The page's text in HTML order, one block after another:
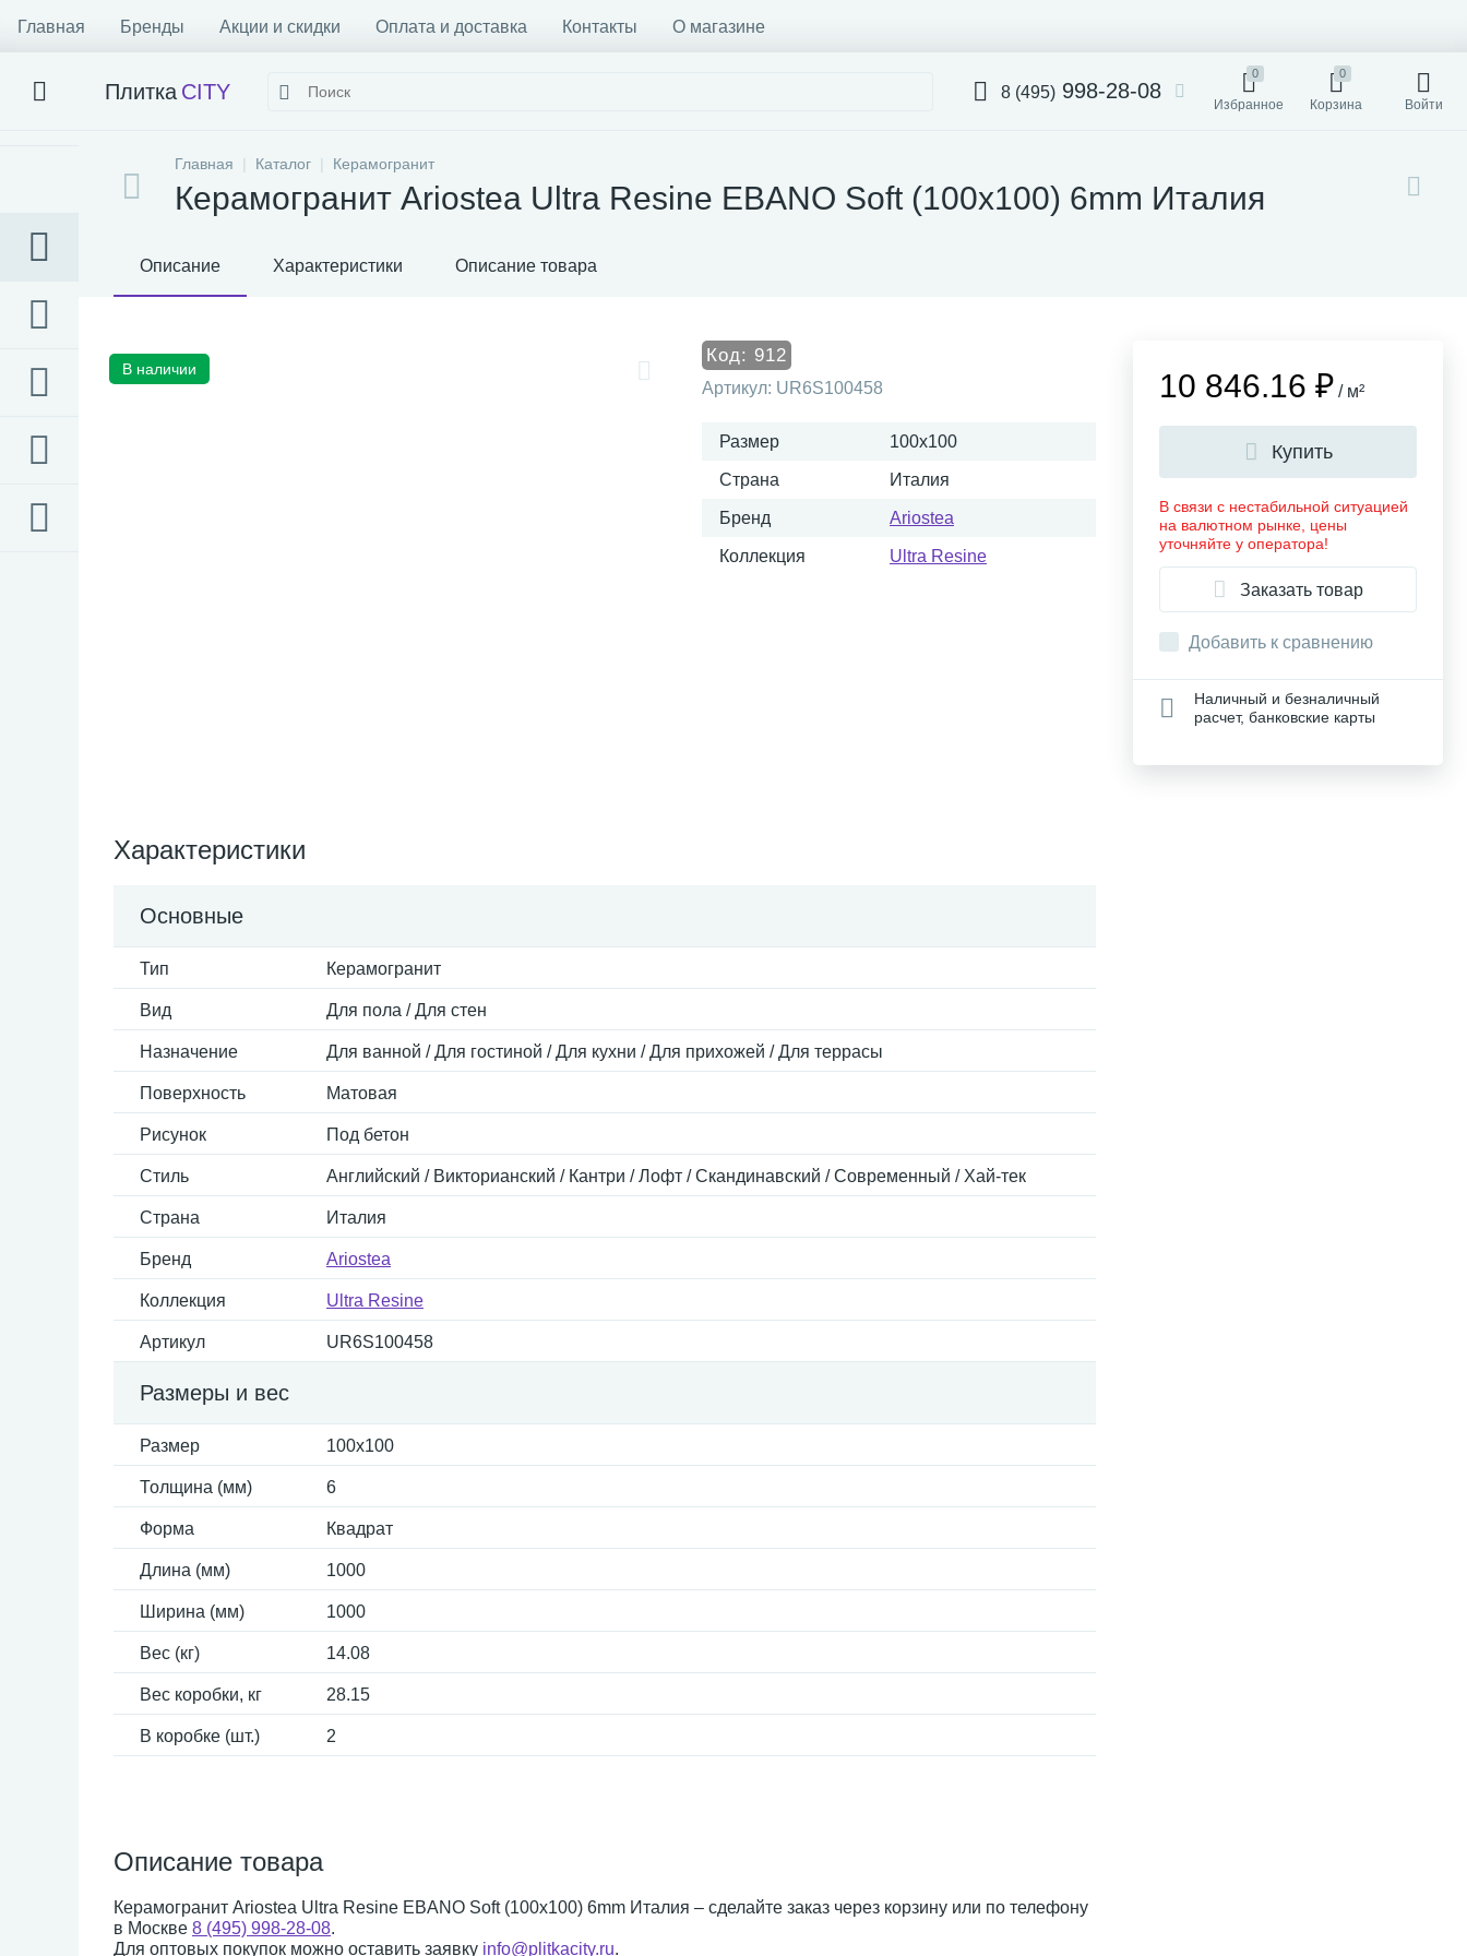
Главная Бренды Акции и скидки Оплата и доставка Контакты О магазине
Плитка CITY 8 (495) 998-28-08
0
Избранное
0
Корзина Войти
Главная Каталог Керамогранит
Керамогранит Ariostea Ultra Resine EBANO Soft (100x100) 6mm Италия
Описание Характеристики Описание товара
В наличии
Код: 912
Артикул: UR6S100458
Размер 100x100
Страна Италия
Бренд Ariostea
Коллекция Ultra Resine
Характеристики
Основные
Тип Керамогранит
Вид Для пола / Для стен
Назначение Для ванной / Для гостиной / Для кухни / Для прихожей / Для террасы
Поверхность Матовая
Рисунок Под бетон
Стиль Английский / Викторианский / Кантри / Лофт / Скандинавский / Современный / Хай-тек
Страна Италия
Бренд Ariostea
Коллекция Ultra Resine
Артикул UR6S100458
Размеры и вес
Размер 100x100
Толщина (мм) 6
Форма Квадрат
Длина (мм) 1000
Ширина (мм) 1000
Вес (кг) 14.08
Вес коробки, кг 28.15
В коробке (шт.) 2
Описание товара
Керамогранит Ariostea Ultra Resine EBANO Soft (100x100) 6mm Италия – сделайте заказ через корзину или по телефону
в Москве 8 (495) 998-28-08.
Для оптовых покупок можно оставить заявку info@plitkacity.ru.
10 846.16 ₽ / м²
Купить
В связи с нестабильной ситуацией
на валютном рынке, цены
уточняйте у оператора!
Заказать товар
Добавить к сравнению
Наличный и безналичный
расчет, банковские карты